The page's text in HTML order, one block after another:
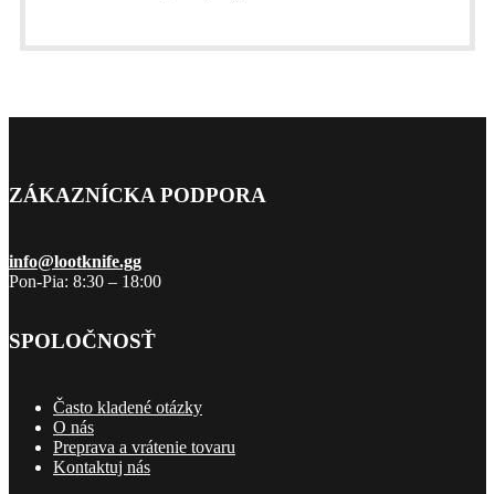
ZÁKAZNÍCKA PODPORA
info@lootknife.gg
Pon-Pia: 8:30 – 18:00
SPOLOČNOSŤ
Často kladené otázky
O nás
Preprava a vrátenie tovaru
Kontaktuj nás